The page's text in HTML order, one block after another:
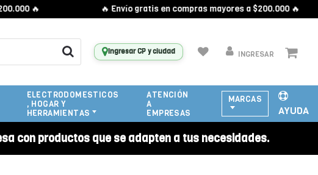
🔥 🔥 Envío gratis en compras mayores a $200.000 🔥
Ingresar CP y ciudad INGRESAR
ELECTRODOMESTICOS
, HOGAR Y
HERRAMIENTAS
ATENCIÓN
A
EMPRESAS
MARCAS
AYUDA
con productos que se adapten a tus necesidades.